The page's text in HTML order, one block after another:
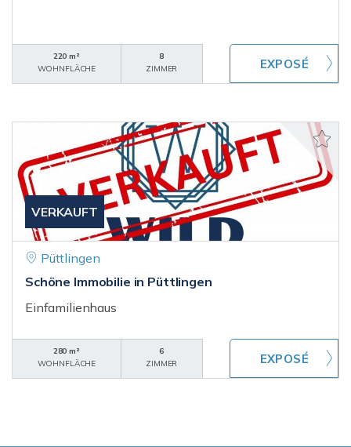
220 m²
WOHNFLÄCHE
8
ZIMMER
VERKAUFT
Püttlingen
Schöne Immobilie in Püttlingen
Einfamilienhaus
280 m²
WOHNFLÄCHE
6
ZIMMER